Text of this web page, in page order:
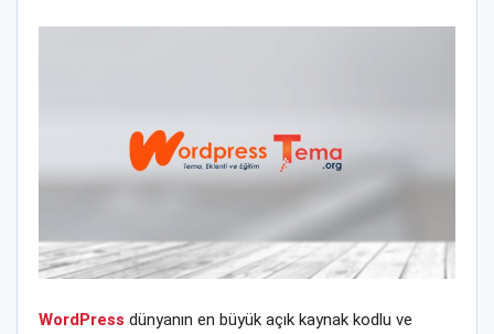
WordPress dünyanın en büyük açık kaynak kodlu ve